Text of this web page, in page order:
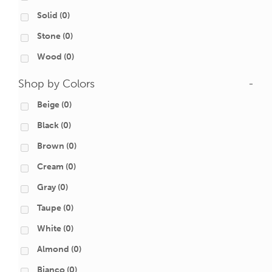
Solid (0)
Stone (0)
Wood (0)
Shop by Colors -
Beige (0)
Black (0)
Brown (0)
Cream (0)
Gray (0)
Taupe (0)
White (0)
Almond (0)